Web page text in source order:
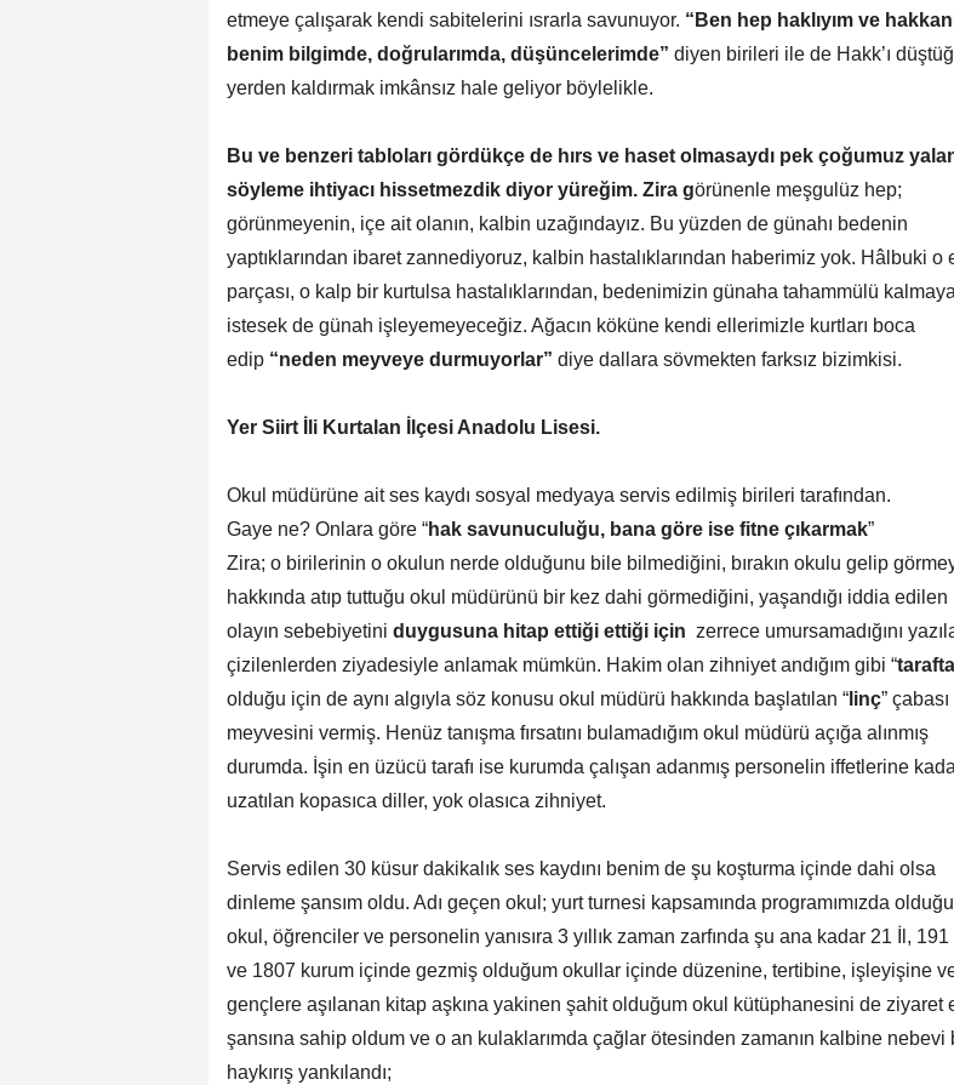
etmeye çalışarak kendi sabitelerini ısrarla savunuyor. “Ben hep haklıyım ve
benim bilgimde, doğrularımda, düşüncelerimde” diyen birileri ile de Hakk’ı
yerden kaldırmak imkânsız hale geliyor böylelikle.
Bu ve benzeri tabloları gördükçe de hırs ve haset olmasaydı pek çoğumuz
söyleme ihtiyacı hissetmezdik diyor yüreğim. Zira görünenle meşgulüz hep;
görünmeyenin, içe ait olanın, kalbin uzağındayız. Bu yüzden de günahı bedenin
yaptıklarından ibaret zannediyoruz, kalbin hastalıklarından haberimiz yok. Hâlbuki o
parçası, o kalp bir kurtulsa hastalıklarından, bedenimizin günaha tahammülü
istesek de günah işleyemeyeceğiz. Ağacın köküne kendi ellerimizle kurtları boca
edip “neden meyveye durmuyorlar” diye dallara sövmekten farksız bizimkisi.
Yer Siirt İli Kurtalan İlçesi Anadolu Lisesi.
Okul müdürüne ait ses kaydı sosyal medyaya servis edilmiş birileri tarafından.
Gaye ne? Onlara göre “hak savunuculuğu, bana göre ise fitne çıkarmak”
Zira; o birilerinin o okulun nerde olduğunu bile bilmediğini, bırakın okulu gelip
hakkında atıp tuttuğu okul müdürünü bir kez dahi görmediğini, yaşandığı iddia edilen
olayın sebebiyetini duygusuna hitap ettiği ettiği için zerrece umursamadığını
çizilenlerden ziyadesiyle anlamak mümkün. Hakim olan zihniyet andığım gibi “
olduğu için de aynı algıyla söz konusu okul müdürü hakkında başlatılan “ linç” çabası
meyvesini vermiş. Henüz tanışma fırsatını bulamadığım okul müdürü açığa alınmış
durumda. İşin en üzücü tarafı ise kurumda çalışan adanmış personelin iffetlerine
uzatılan kopasıca diller, yok olasıca zihniyet.
Servis edilen 30 küsur dakikalık ses kaydını benim de şu koşturma içinde dahi olsa
dinleme şansım oldu. Adı geçen okul; yurt turnesi kapsamında programımızda
okul, öğrenciler ve personelin yanısıra 3 yıllık zaman zarfında şu ana kadar 21 İl,
ve 1807 kurum içinde gezmiş olduğum okullar içinde düzenine, tertibine, işleyişine
gençlere aşılanan kitap aşkına yakinen şahit olduğum okul kütüphanesini de ziyaret
şansına sahip oldum ve o an kulaklarımda çağlar ötesinden zamanın kalbine nebevi
haykırış yankılandı;